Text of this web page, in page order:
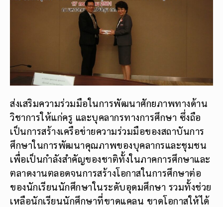
ส่งเสริมความร่วมมือในการพัฒนาศักยภาพทางด้าน
วิชาการให้แก่ครู และบุคลากรทางการศึกษา ซึ่งถือ
เป็นการสร้างเครือข่ายความร่วมมือของสถาบันการ
ศึกษาในการพัฒนาคุณภาพของบุคลากรและชุมชน
เพื่อเป็นกำลังสำคัญของชาติทั้งในภาคการศึกษาและ
ตลาดงานตลอดจนการสร้างโอกาสในการศึกษาต่อ
ของนักเรียนนักศึกษาในระดับอุดมศึกษา รวมทั้งช่วย
เหลือนักเรียนนักศึกษาที่ขาดแคลน ขาดโอกาสให้ได้